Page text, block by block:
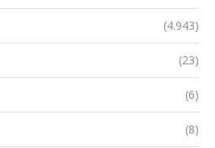
(4.943)
(23)
(6)
(8)